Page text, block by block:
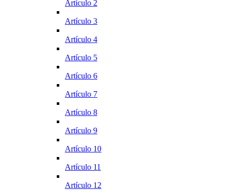
Artículo 2
Artículo 3
Artículo 4
Artículo 5
Artículo 6
Artículo 7
Artículo 8
Artículo 9
Artículo 10
Artículo 11
Artículo 12